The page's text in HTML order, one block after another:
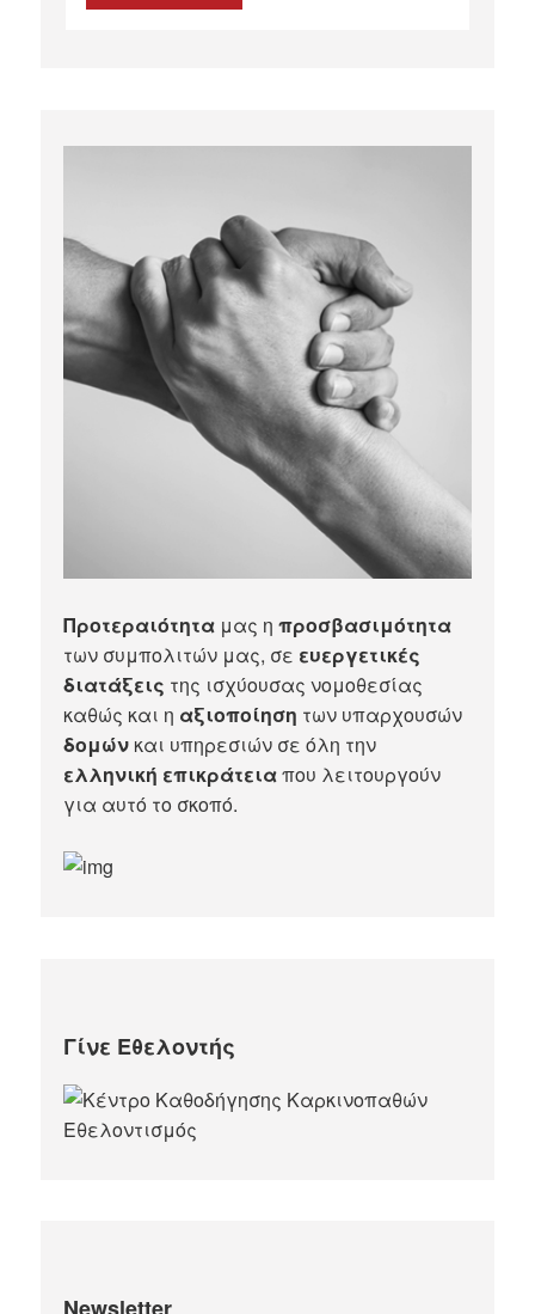
Προτεραιότητα μας ηπροσβασιμότητα
των συμπολιτών μας, σε ευεργετικές
διατάξεις της ισχύουσας νομοθεσίας
καθώς και η αξιοποίηση των υπαρχουσών
δομών και υπηρεσιών σε όλη την
ελληνική επικράτειαπου λειτουργούν
για αυτό το σκοπό.​
Γίνε Εθελοντής